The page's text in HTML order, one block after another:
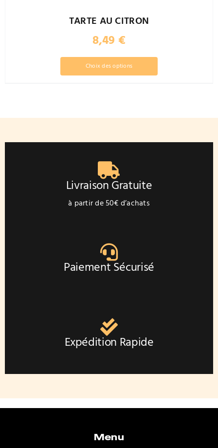
TARTE AU CITRON
8,49 €
Choix des options
Ce
produit
Les
peuvent
choisies
sur
la
page
Livraison Gratuite
à partir de 50€ d’achats
Paiement Sécurisé
Expédition Rapide
Menu